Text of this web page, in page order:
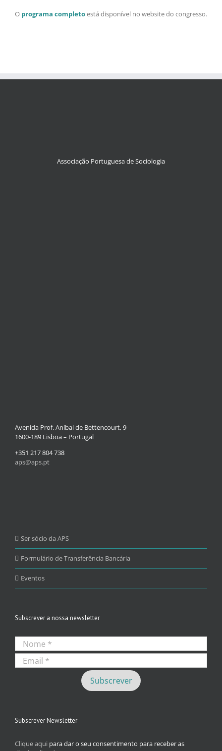
O programa completoestá disponível no website do congresso.
Associação Portuguesa de Sociologia
Avenida Prof. Aníbal de Bettencourt, 9
1600-189 Lisboa – Portugal
+351 217 804 738
aps@aps.pt
Ser sócio da APS
Formulário de Transferência Bancária
Eventos
Subscrever a nossa newsletter
Subscrever Newsletter
Clique aqui para dar o seu consentimento para receber as